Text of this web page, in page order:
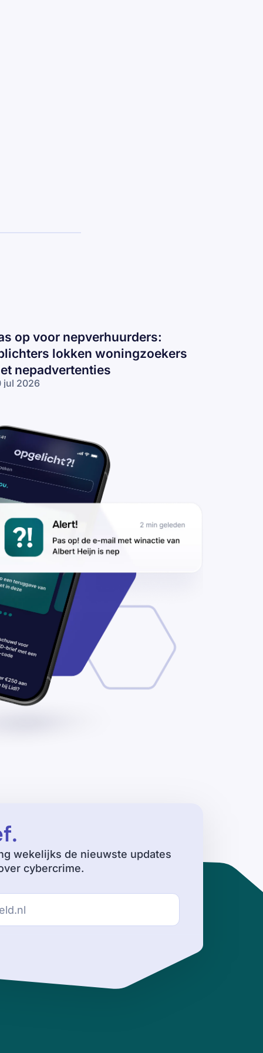
op voor nepverhuurders:
lokken woningzoekers
nepadvertenties
jul 2026
.
wekelijks de nieuwste updates
cybercrime.